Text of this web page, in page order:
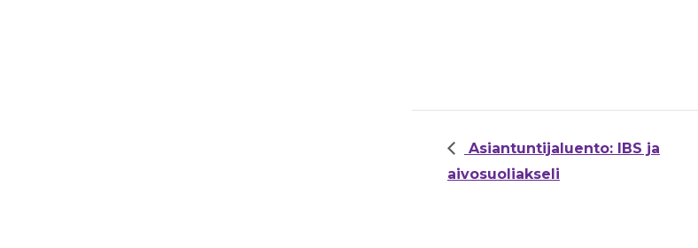
Asiantuntijaluento: IBS ja
aivosuoliakseli